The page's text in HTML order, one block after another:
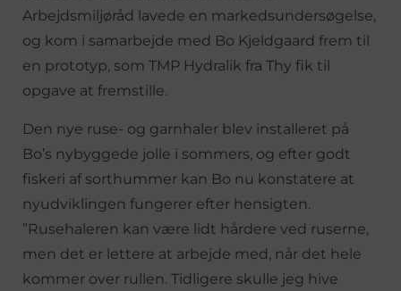
Arbejdsmiljøråd lavede en markedsundersøgelse,
og kom i samarbejde med Bo Kjeldgaard frem til
en prototyp, som TMP Hydralik fra Thy fik til
opgave at fremstille.
Den nye ruse- og garnhaler blev installeret på
Bo’s nybyggede jolle i sommers, og efter godt
fiskeri af sorthummer kan Bo nu konstatere at
nyudviklingen fungerer efter hensigten.
”Rusehaleren kan være lidt hårdere ved ruserne,
men det er lettere at arbejde med, når det hele
kommer over rullen. Tidligere skulle jeg hive